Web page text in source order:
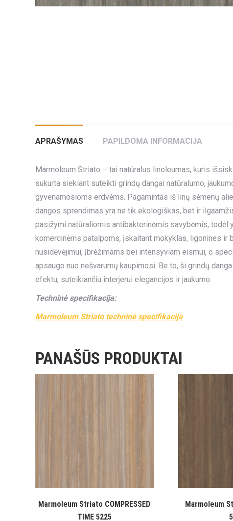
APRAŠYMAS PAPILDOMA INFORMACIJA
Marmoleum Striato – tai natūralus linoleumas, kuris
sukurta siekiant suteikti grindų dangai natūralumo,
gyvenamosioms erdvėms. Pagamintas iš linų sėmenų
dangos sprendimas yra ne tik ekologiškas, bet ir
pasižymi natūraliomis antibakterinėmis savybėmis,
komercinėms patalpoms, įskaitant mokyklas, ligonines
nusidėvėjimui, įbrėžimams bei intensyviam eismui, o
apsaugo nuo nešvarumų kaupimosi. Be to, ši grindų
efektu, suteikiančiu interjerui elegancijos ir jaukumo.
Techninė specifikacija:
Marmoleum Striato techninė specifikacija
PANAŠŪS PRODUKTAI
Marmoleum Striato COMPRESSED
TIME 5225
Marmoleum